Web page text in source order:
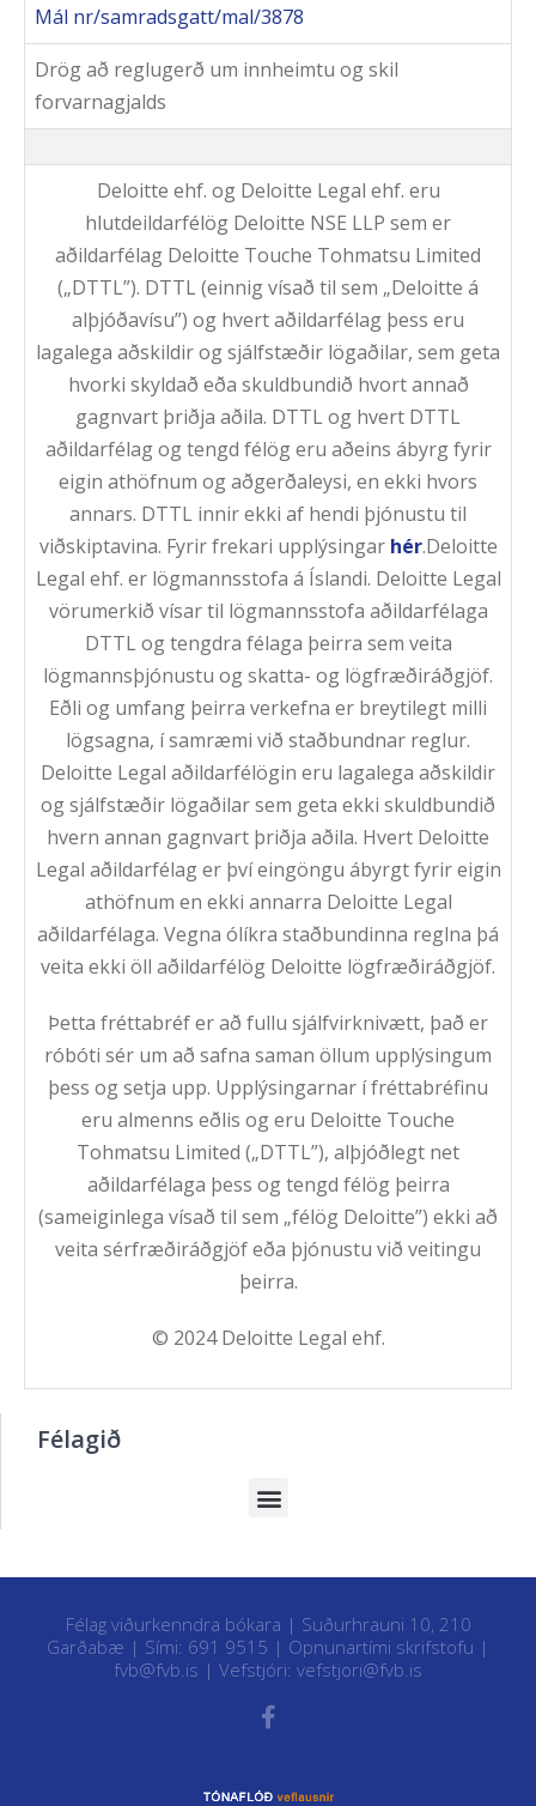
Mál nr/samradsgatt/mal/3878
Drög að reglugerð um innheimtu og skil
forvarnagjalds
Deloitte ehf. og Deloitte Legal ehf. eru
hlutdeildarfélög Deloitte NSE LLP sem er
aðildarfélag Deloitte Touche Tohmatsu Limited
(„DTTL”). DTTL (einnig vísað til sem „Deloitte á
alþjóðavísu”) og hvert aðildarfélag þess eru
lagalega aðskildir og sjálfstæðir lögaðilar, sem geta
hvorki skyldað eða skuldbundið hvort annað
gagnvart þriðja aðila. DTTL og hvert DTTL
aðildarfélag og tengd félög eru aðeins ábyrg fyrir
eigin athöfnum og aðgerðaleysi, en ekki hvors
annars. DTTL innir ekki af hendi þjónustu til
viðskiptavina. Fyrir frekari upplýsingar hér.Deloitte
Legal ehf. er lögmannsstofa á Íslandi. Deloitte Legal
vörumerkið vísar til lögmannsstofa aðildarfélaga
DTTL og tengdra félaga þeirra sem veita
lögmannsþjónustu og skatta- og lögfræðiráðgjöf.
Eðli og umfang þeirra verkefna er breytilegt milli
lögsagna, í samræmi við staðbundnar reglur.
Deloitte Legal aðildarfélögin eru lagalega aðskildir
og sjálfstæðir lögaðilar sem geta ekki skuldbundið
hvern annan gagnvart þriðja aðila. Hvert Deloitte
Legal aðildarfélag er því eingöngu ábyrgt fyrir eigin
athöfnum en ekki annarra Deloitte Legal
aðildarfélaga. Vegna ólíkra staðbundinna reglna þá
veita ekki öll aðildarfélög Deloitte lögfræðiráðgjöf.
Þetta fréttabréf er að fullu sjálfvirknivætt, það er
róbóti sér um að safna saman öllum upplýsingum
þess og setja upp. Upplýsingarnar í fréttabréfinu
eru almenns eðlis og eru Deloitte Touche
Tohmatsu Limited („DTTL”), alþjóðlegt net
aðildarfélaga þess og tengd félög þeirra
(sameiginlega vísað til sem „félög Deloitte”) ekki að
veita sérfræðiráðgjöf eða þjónustu við veitingu
þeirra.
© 2024 Deloitte Legal ehf.
Félagið
Félag viðurkenndra bókara | Suðurhrauni 10, 210
Garðabæ | Sími: 691 9515 | Opnunartími skrifstofu |
fvb@fvb.is | Vefstjóri: vefstjori@fvb.is